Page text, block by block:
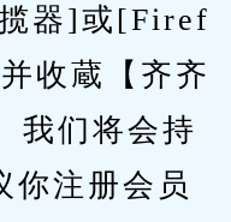
器]或[Firef
收蔵【齐齐
我们将会持
你注册会员